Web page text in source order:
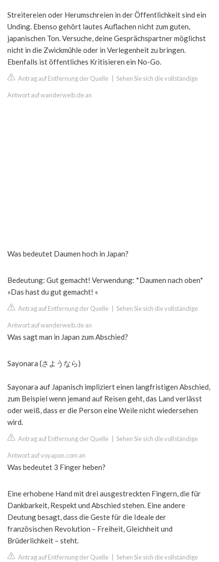
Streitereien oder Herumschreien in der Öffentlichkeit sind ein
Unding. Ebenso gehört lautes Auflachen nicht zum guten,
japanischen Ton. Versuche, deine Gesprächspartner möglichst
nicht in die Zwickmühle oder in Verlegenheit zu bringen.
Ebenfalls ist öffentliches Kritisieren ein No-Go.
Antrag auf Entfernung der Quelle Sehen Sie sich die vollständige
Antwort auf wanderweib.de an
Was bedeutet Daumen hoch in Japan?
Bedeutung: Gut gemacht! Verwendung: *Daumen nach oben*
»Das hast du gut gemacht! «
Antrag auf Entfernung der Quelle Sehen Sie sich die vollständige
Antwort auf wanderweib.de an
Was sagt man in Japan zum Abschied?
Sayonara (さようなら)
Sayonara auf Japanisch impliziert einen langfristigen Abschied,
zum Beispiel wenn jemand auf Reisen geht, das Land verlässt
oder weiß, dass er die Person eine Weile nicht wiedersehen
wird.
Antrag auf Entfernung der Quelle Sehen Sie sich die vollständige
Antwort auf voyapon.com an
Was bedeutet 3 Finger heben?
Eine erhobene Hand mit drei ausgestreckten Fingern, die für
Dankbarkeit, Respekt und Abschied stehen. Eine andere
Deutung besagt, dass die Geste für die Ideale der
französischen Revolution – Freiheit, Gleichheit und
Brüderlichkeit – steht.
Antrag auf Entfernung der Quelle Sehen Sie sich die vollständige